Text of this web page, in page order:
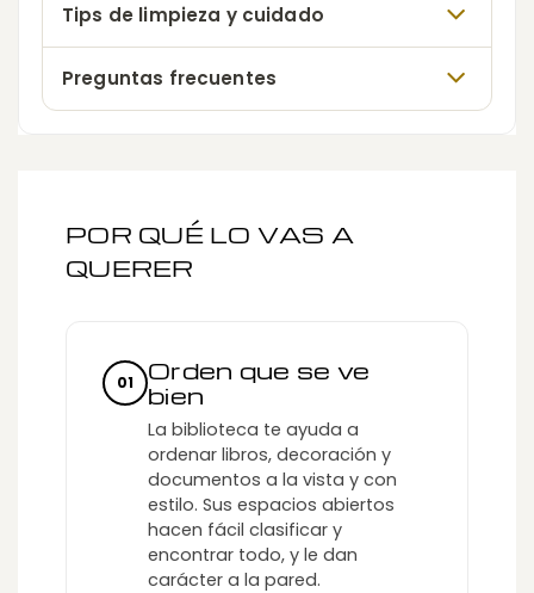
Tips de limpieza y cuidado
Preguntas frecuentes
POR QUÉ LO VAS A
QUERER
01
Orden que se ve
bien
La biblioteca te ayuda a
ordenar libros, decoración y
documentos a la vista y con
estilo. Sus espacios abiertos
hacen fácil clasificar y
encontrar todo, y le dan
carácter a la pared.